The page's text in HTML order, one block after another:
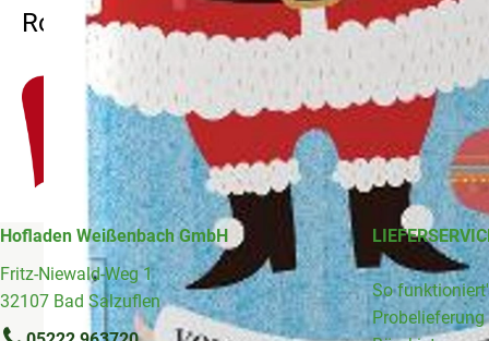
Rosengarten
Hofladen Weißenbach GmbH
Fritz-Niewald-Weg 1
32107 Bad Salzuflen
So
Probelieferung